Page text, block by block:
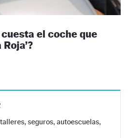
el coche que
seguros, autoescuelas,